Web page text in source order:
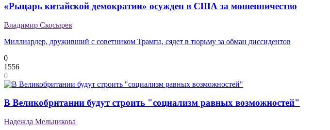
«Рыцарь китайской демократии» осужден в США за мошенничество
Владимир Скосырев
Миллиардер, друживший с советником Трампа, сядет в тюрьму за обман диссидентов
0
1556
0
В Великобритании будут строить "социализм равных возможностей"
Надежда Мельникова